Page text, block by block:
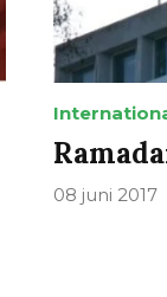
08 juni 2017